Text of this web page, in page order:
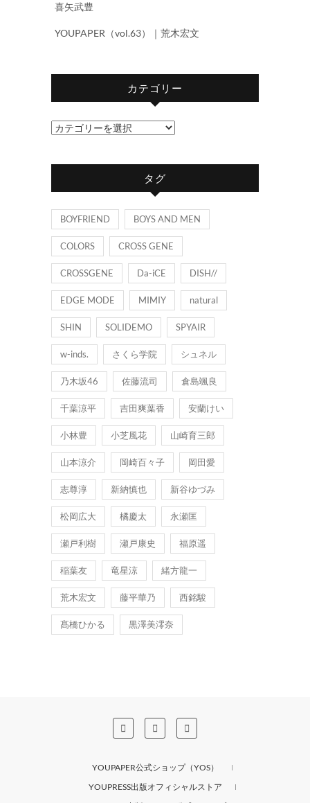
喜矢武豊
YOUPAPER（vol.63）｜荒木宏文
カテゴリー
カ
ゴ
タグ
BOYFRIEND BOYS AND MEN
COLORS CROSS GENE
CROSSGENE Da-iCE DISH//
EDGE MODE MIMIY natural
SHIN SOLIDEMO SPYAIR
w-inds. さくら学院 シュネル
乃木坂46 佐藤流司 倉島颯良
千葉涼平 吉田爽葉香 安蘭けい
小林豊 小芝風花 山崎育三郎
山本涼介 岡崎百々子 岡田愛
志尊淳 新納慎也 新谷ゆづみ
松岡広大 橘慶太 永瀬匡
瀬戸利樹 瀬戸康史 福原遥
稲葉友 竜星涼 緒方龍一
荒木宏文 藤平華乃 西銘駿
髙橋ひかる 黒澤美澪奈
YOUPAPER公式ショップ（YOS）
YOUPRESS出版オフィシャルストア